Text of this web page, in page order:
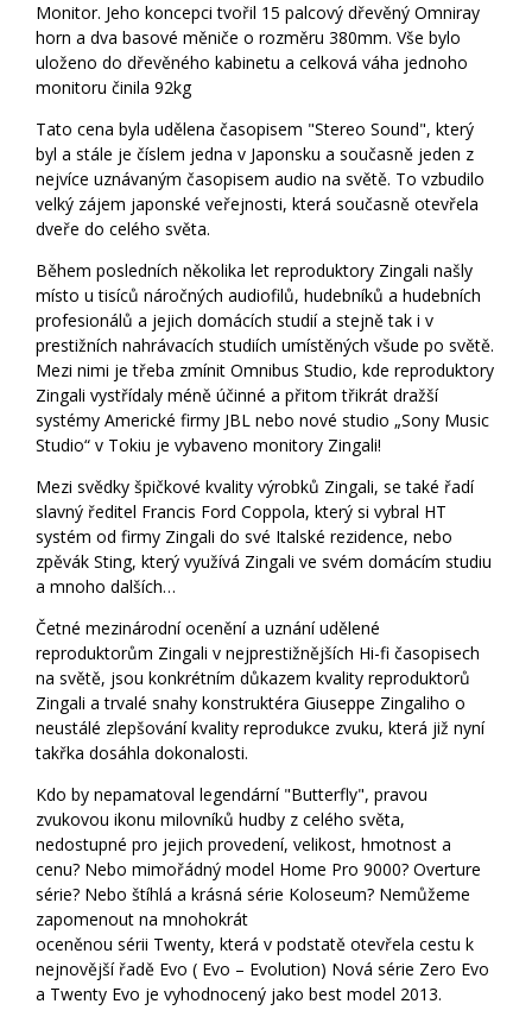
Monitor. Jeho koncepci tvořil 15 palcový dřevěný Omniray
horn a dva basové měniče o rozměru 380mm. Vše bylo
uloženo do dřevěného kabinetu a celková váha jednoho
monitoru činila 92kg
Tato cena byla udělena časopisem "Stereo Sound", který
byl a stále je číslem jedna v Japonsku a současně jeden z
nejvíce uznávaným časopisem audio na světě. To vzbudilo
velký zájem japonské veřejnosti, která současně otevřela
dveře do celého světa.
Během posledních několika let reproduktory Zingali našly
místo u tisíců náročných audiofilů, hudebníků a hudebních
profesionálů a jejich domácích studií a stejně tak i v
prestižních nahrávacích studiích umístěných všude po světě.
Mezi nimi je třeba zmínit Omnibus Studio, kde reproduktory
Zingali vystřídaly méně účinné a přitom třikrát dražší
systémy Americké firmy JBL nebo nové studio „Sony Music
Studio“ v Tokiu je vybaveno monitory Zingali!
Mezi svědky špičkové kvality výrobků Zingali, se také řadí
slavný ředitel Francis Ford Coppola, který si vybral HT
systém od firmy Zingali do své Italské rezidence, nebo
zpěvák Sting, který využívá Zingali ve svém domácím studiu
a mnoho dalších…
Četné mezinárodní ocenění a uznání udělené
reproduktorům Zingali v nejprestižnějších Hi-fi časopisech
na světě, jsou konkrétním důkazem kvality reproduktorů
Zingali a trvalé snahy konstruktéra Giuseppe Zingaliho o
neustálé zlepšování kvality reprodukce zvuku, která již nyní
takřka dosáhla dokonalosti.
Kdo by nepamatoval legendární "Butterfly", pravou
zvukovou ikonu milovníků hudby z celého světa,
nedostupné pro jejich provedení, velikost, hmotnost a
cenu? Nebo mimořádný model Home Pro 9000? Overture
série? Nebo štíhlá a krásná série Koloseum? Nemůžeme
zapomenout na mnohokrát
oceněnou sérii Twenty, která v podstatě otevřela cestu k
nejnovější řadě Evo ( Evo – Evolution) Nová série Zero Evo
a Twenty Evo je vyhodnocený jako best model 2013.